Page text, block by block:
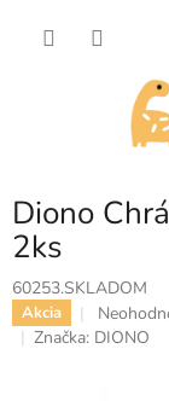
Diono
2ks
60253.SKLADOM
Akcia
hodnotenie
Značka: DIONO